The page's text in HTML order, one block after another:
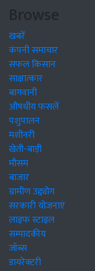
Browse
खबरें
कंपनी समाचार
सफल किसान
साक्षात्कार
बागवानी
औषधीय फसलें
पशुपालन
मशीनरी
खेती-बाड़ी
मौसम
बाजार
ग्रामीण उद्द्योग
सरकारी योजनाएं
लाइफ स्टाइल
सम्पादकीय
जॉब्स
डायरेक्टरी